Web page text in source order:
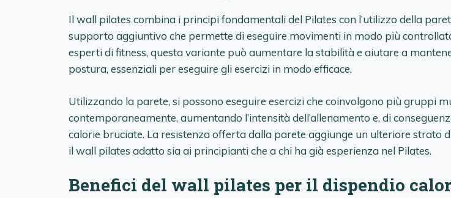
Il wall pilates combina i principi fondamentali del Pilates con l’utilizzo della
supporto aggiuntivo che permette di eseguire movimenti in modo più
esperti di fitness, questa variante può aumentare la stabilità e aiutare a
postura, essenziali per eseguire gli esercizi in modo efficace.
Utilizzando la parete, si possono eseguire esercizi che coinvolgono più gruppi
contemporaneamente, aumentando l’intensità dell’allenamento e, di
calorie bruciate. La resistenza offerta dalla parete aggiunge un ulteriore strato
il wall pilates adatto sia ai principianti che a chi ha già esperienza nel Pilates.
Benefici del wall pilates per il dispendio